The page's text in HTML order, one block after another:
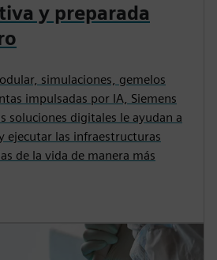
y preparada
simulaciones, gemelos
impulsadas por IA, Siemens
soluciones digitales le ayudan a
ejecutar las infraestructuras
de la vida de manera más